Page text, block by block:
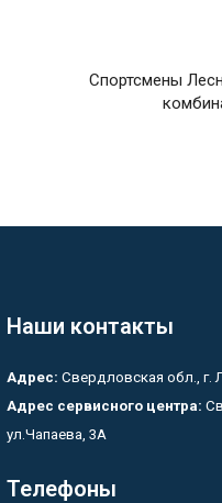
Спортсмены
Наши контакты
Адрес: Свердловская обл., г.
Адрес сервисного центра:
ул.Чапаева, 3А
Телефоны